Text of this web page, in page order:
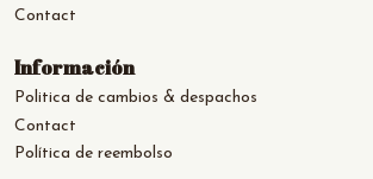
Contact
Información
Politica de cambios & despachos
Contact
Política de reembolso